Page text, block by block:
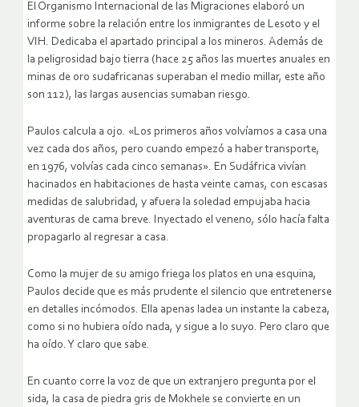
El Organismo Internacional de las Migraciones elaboró un
informe sobre la relación entre los inmigrantes de Lesoto y el
VIH. Dedicaba el apartado principal a los mineros. Además de
la peligrosidad bajo tierra (hace 25 años las muertes anuales en
minas de oro sudafricanas superaban el medio millar, este año
son 112), las largas ausencias sumaban riesgo.
Paulos calcula a ojo. «Los primeros años volvíamos a casa una
vez cada dos años, pero cuando empezó a haber transporte,
en 1976, volvías cada cinco semanas». En Sudáfrica vivían
hacinados en habitaciones de hasta veinte camas, con escasas
medidas de salubridad, y afuera la soledad empujaba hacia
aventuras de cama breve. Inyectado el veneno, sólo hacía falta
propagarlo al regresar a casa.
Como la mujer de su amigo friega los platos en una esquina,
Paulos decide que es más prudente el silencio que entretenerse
en detalles incómodos. Ella apenas ladea un instante la cabeza,
como si no hubiera oído nada, y sigue a lo suyo. Pero claro que
ha oído. Y claro que sabe.
En cuanto corre la voz de que un extranjero pregunta por el
sida, la casa de piedra gris de Mokhele se convierte en un